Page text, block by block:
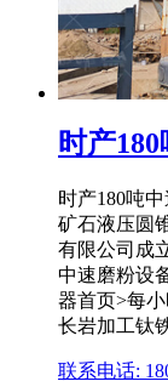
时产
时产180吨
矿石液压圆
有限公司成
中速磨粉设
器首页>每
长岩加工钛
联系电话: